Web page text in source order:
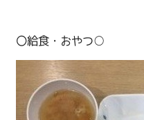
〇給食・おやつ○